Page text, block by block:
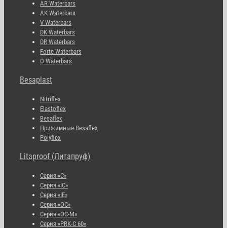
AR Waterbars
AK Waterbars
V Waterbars
DK Waterbars
DR Waterbars
Forte Waterbars
O Waterbars
Besaplast
Nitriflex
Elastoflex
Besaflex
Прижимные Besaflex
Polyflex
Litaproof (Литапруф)
Серия «С»
Серия «IC»
Серия «IE»
Серия «OC»
Серия «OC-M»
Серия «PRK-C 60»